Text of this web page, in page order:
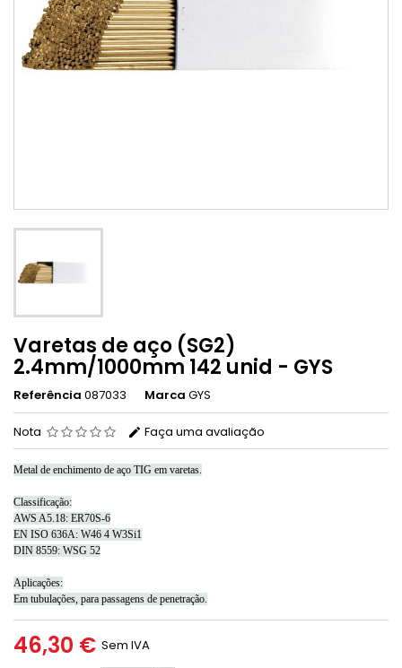
Varetas de aço (SG2)
2.4mm/1000mm 142 unid - GYS
Referência 087033 Marca GYS
Nota Faça uma avaliação
Metal de enchimento de aço TIG em varetas.
Classificação:
AWS A5.18: ER70S-6
EN ISO 636A: W46 4 W3Si1
DIN 8559: WSG 52
Aplicações:
Em tubulações, para passagens de penetração.
46,30 € Sem IVA